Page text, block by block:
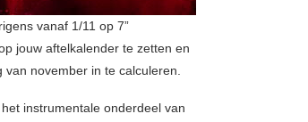
vanaf 1/11 op 7”
jouw aftelkalender te zetten en
november in te calculeren.
instrumentale onderdeel van